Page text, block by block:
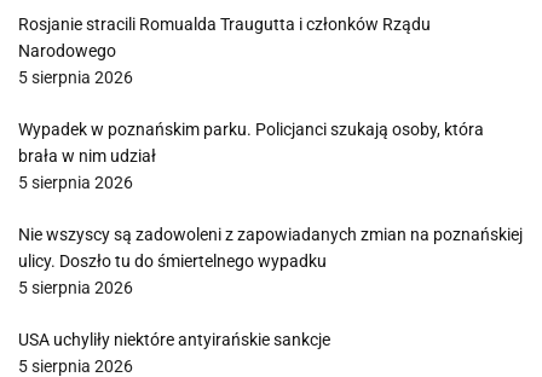
Rosjanie stracili Romualda Traugutta i członków Rządu
Narodowego
5 sierpnia 2026
Wypadek w poznańskim parku. Policjanci szukają osoby, która
brała w nim udział
5 sierpnia 2026
Nie wszyscy są zadowoleni z zapowiadanych zmian na poznańskiej
ulicy. Doszło tu do śmiertelnego wypadku
5 sierpnia 2026
USA uchyliły niektóre antyirańskie sankcje
5 sierpnia 2026